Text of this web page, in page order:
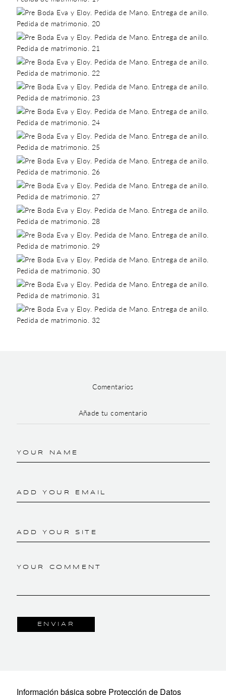
Comentarios
Añade tu comentario
YOUR NAME
ADD YOUR EMAIL
ADD YOUR SITE
YOUR COMMENT
Información básica sobre Protección de Datos